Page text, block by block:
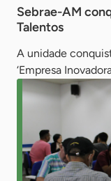
Sebrae-AM
Talentos
A unidade
‘Empresa